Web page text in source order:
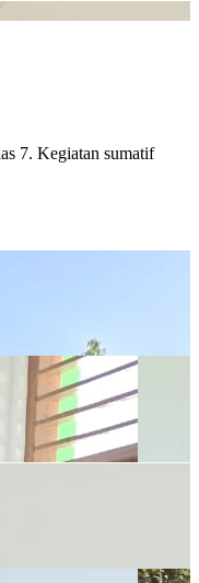
7. Kegiatan sumatif